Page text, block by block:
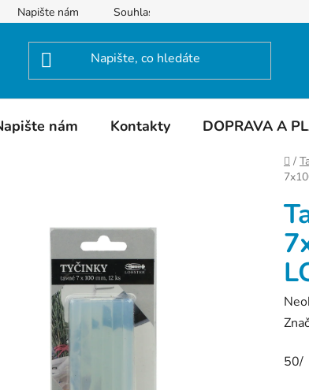
Napište nám Souhlas se zpracováním osobních údajů
nám Kontakty DOPRAVA A
/
je
50/